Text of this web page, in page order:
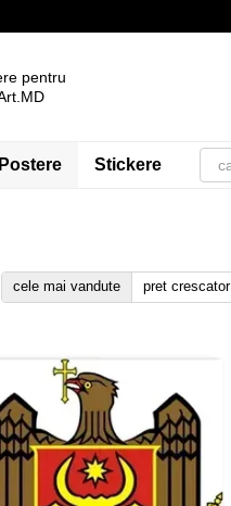
Postere Stickere
cele mai vandute pret crescator